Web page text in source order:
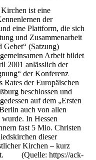
ist eine
der
eine Plattform, die sich
und Zusammenarbeit
Gebet“ (Satzung)
Arbeit bildet
2001 anlässlich der
der Konferenz
der Europäischen
beschlossen und
auf dem „Ersten
auch von allen
In Hessen
fast 5 Mio. Christen
dieser
Kirchen – kurz
(Quelle: https://ack-